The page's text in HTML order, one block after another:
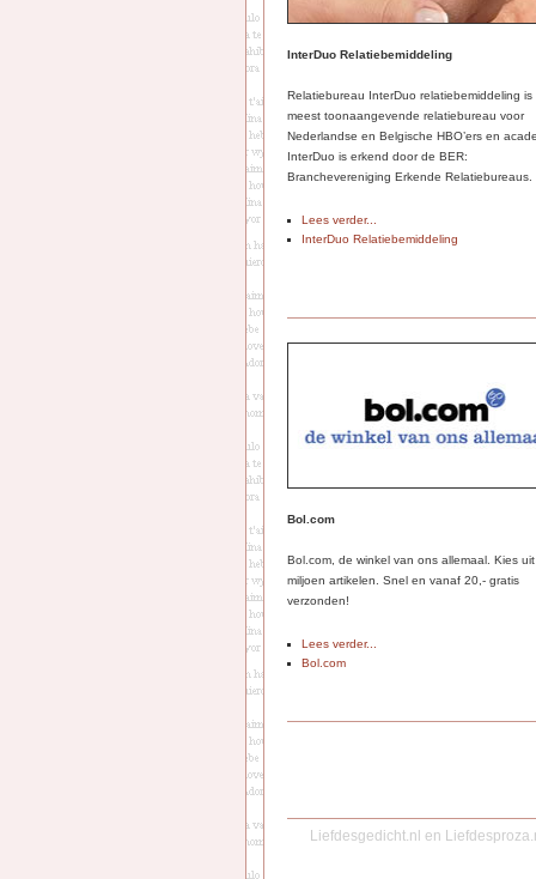
InterDuo Relatiebemiddeling
Relatiebureau InterDuo relatiebemiddeling is
meest toonaangevende relatiebureau voor
Nederlandse en Belgische HBO’ers en
InterDuo is erkend door de BER:
Branchevereniging Erkende Relatiebureaus.
Lees verder...
InterDuo Relatiebemiddeling
Bol.com
Bol.com, de winkel van ons allemaal. Kies
miljoen artikelen. Snel en vanaf 20,- gratis
verzonden!
Lees verder...
Bol.com
Liefdesgedicht.nl en